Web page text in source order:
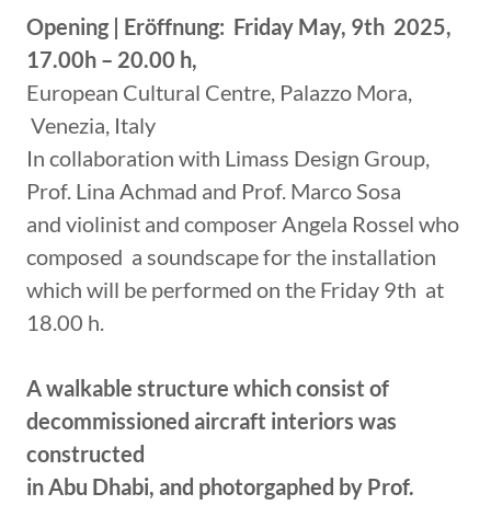
Opening | Eröffnung: Friday May, 9th 2025,
17.00h – 20.00 h,
European Cultural Centre, Palazzo Mora,
Venezia, Italy
In collaboration with Limass Design Group,
Prof. Lina Achmad and Prof. Marco Sosa
and violinist and composer Angela Rossel who
composed a soundscape for the installation
which will be performed on the Friday 9th at
18.00 h.
A walkable structure which consist of
decommissioned aircraft interiors was
constructed
in Abu Dhabi, and photorgaphed by Prof.